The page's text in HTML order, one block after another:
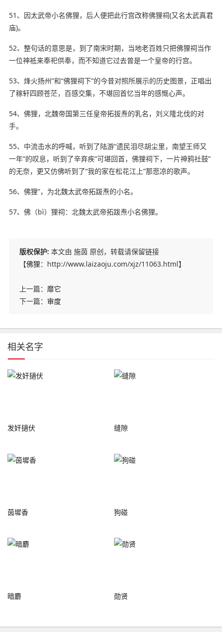
51、因太武帝小名佛狸，后人便把此行宫改称佛狸祠(又名太武真君
庙)。
52、整句话的意思是，到了南宋时期，当地老百姓只把佛狸祠当作
一位神祗来奉祀供奉，而不知道它过去曾是一个皇帝的行宫。
53、烽火扬州”和“佛狸祠下”的今昔对照所展示的历史图景，正唱出
了稼轩四顾苍茫， 百感交集，不堪回首忆当年的感慨心声。
54、佛狸，北魏帝国第三任皇帝拓拔焘的乳名，刘义隆北伐的对
手。
55、中流击水的呼喊，听到了陆游“遗民泪尽胡尘里，南望王师又
一年”的叹息，听到了辛弃疾“可堪回首，佛狸祠下，一片神鸦社鼓”
的无奈，更又仿佛听到了“我的家在松花江上”那悲凉的歌声。
56、佛狸”，为北魏太武帝拓跋焘的小名。
57、佛（bì）狸祠：北魏太武帝拓跋焘小名佛狸。
版权保护: 本文由 施茵 原创，转载请保留链接
【佛狸：http://www.laizaoju.com/xjz/11063.html】
上一篇： 靡它
下一篇： 审度
相关名字
发奸擿伏 缝隙
茵墀香 狗碰
暗麝 勋贤